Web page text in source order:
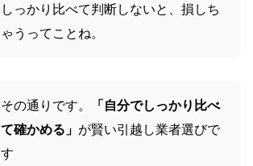
しっかり比べて判断しないと、損しち
ゃうってことね。
その通りです。
「自分でしっかり比べ
て確かめる」 が賢い引越し業者選びで
す